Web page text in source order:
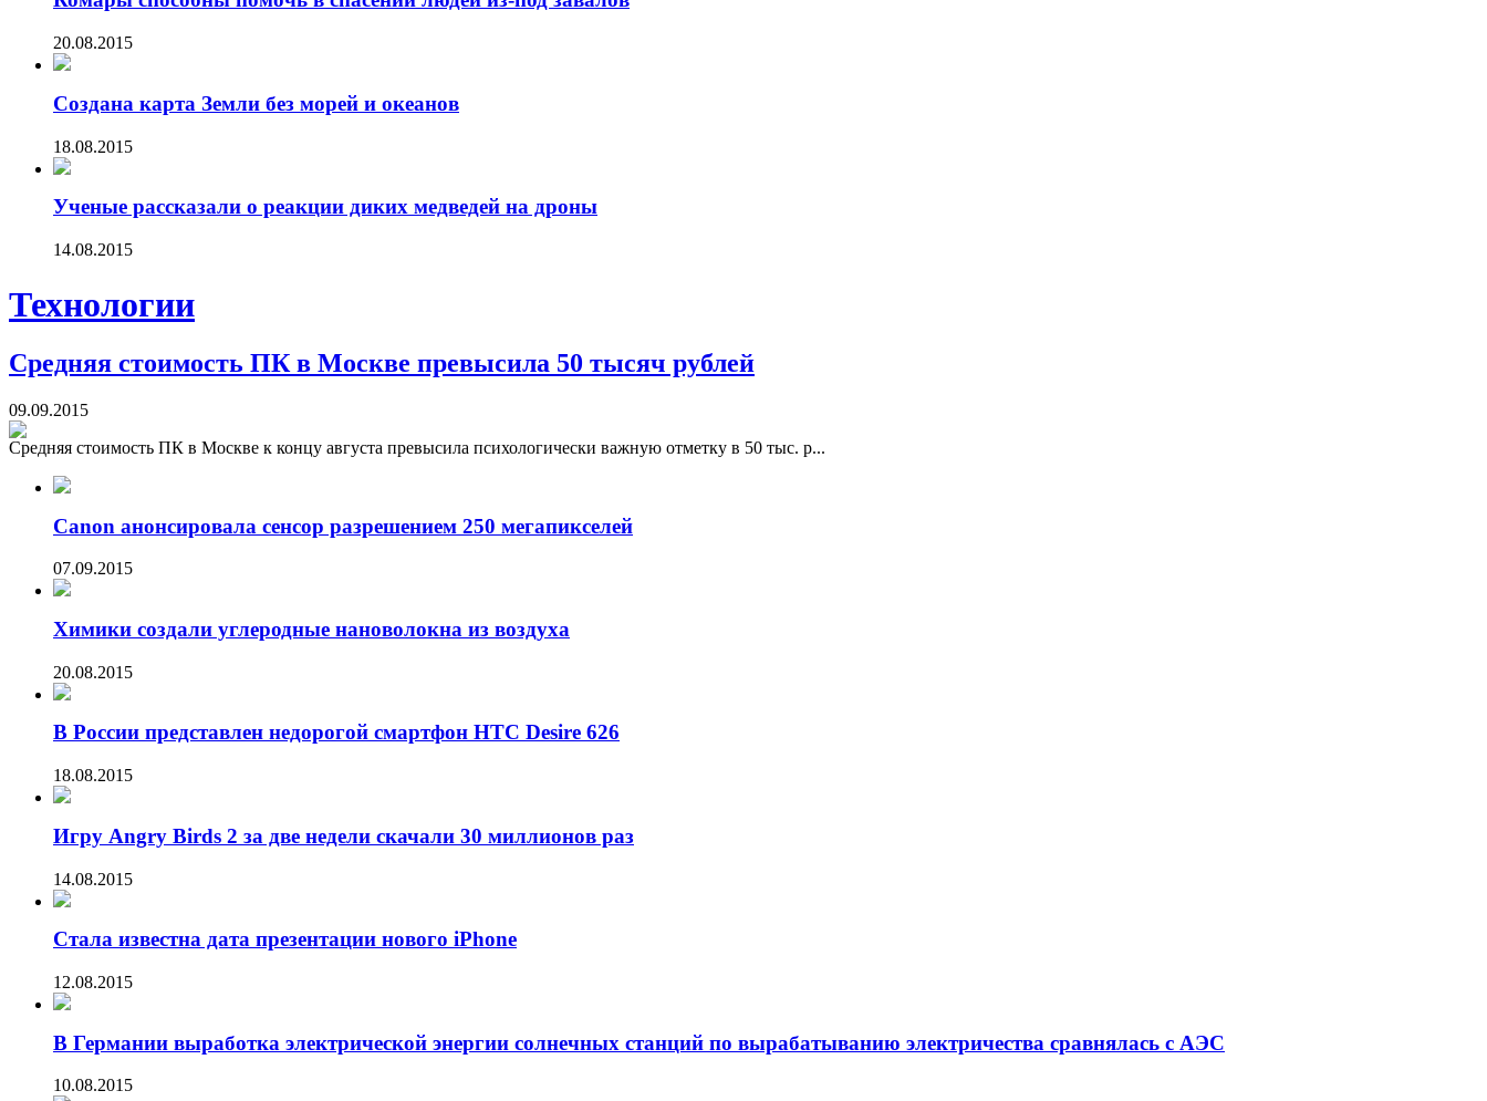
20.08.2015
Создана карта Земли без морей и океанов
18.08.2015
Ученые рассказали о реакции диких медведей на дроны
14.08.2015
Технологии
Средняя стоимость ПК в Москве превысила 50 тысяч рублей
09.09.2015
Средняя стоимость ПК в Москве к концу августа превысила психологически важную отметку в 50 тыс. р...
Canon анонсировала сенсор разрешением 250 мегапикселей
07.09.2015
Химики создали углеродные нановолокна из воздуха
20.08.2015
В России представлен недорогой смартфон HTC Desire 626
18.08.2015
Игру Angry Birds 2 за две недели скачали 30 миллионов раз
14.08.2015
Стала известна дата презентации нового iPhone
12.08.2015
В Германии выработка электрической энергии солнечных станций по вырабатыванию электричества сравнялась с АЭС
10.08.2015